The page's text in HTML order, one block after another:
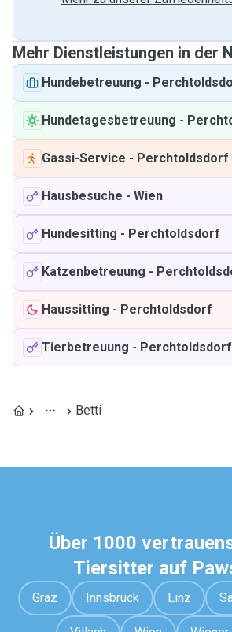
Mehr Dienstleistungen in der
Hundebetreuung -
Hundetagesbetreuung -
Gassi-Service - Perchtoldsdorf
Hausbesuche - Wien
Hundesitting - Perchtoldsdorf
Katzenbetreuung -
Haussitting - Perchtoldsdorf
Tierbetreuung - Perchtoldsdorf
Betti
Über 1000
Tiersitter auf
Graz Innsbruck Linz